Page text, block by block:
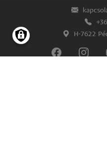
H-7622